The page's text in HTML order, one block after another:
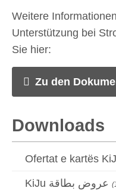
Weitere
Unterstützung bei
Sie hier:
Zu den
Downloads
Ofertat e kartës